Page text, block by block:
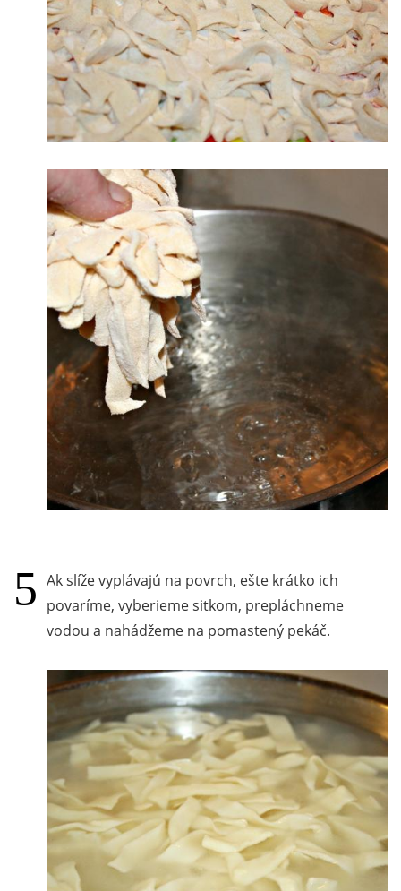
Ak slíže vyplávajú na povrch, ešte krátko ich
povaríme, vyberieme sitkom, prepláchneme
vodou a nahádžeme na pomastený pekáč.